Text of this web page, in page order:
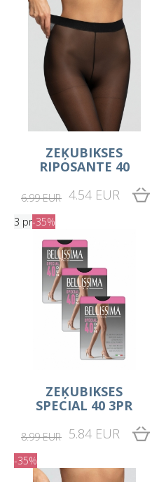
ZEĶUBIKSES
RIPOSANTE 40
6.99 EUR 4.54 EUR
3 pr-35%
ZEĶUBIKSES
SPECIAL 40 3PR
8.99 EUR 5.84 EUR
-35%